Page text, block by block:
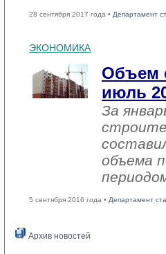
28 сентября 2017 года • Департамент
ЭКОНОМИКА
Объем
июль
За
объема
5 сентября 2016 года • Департамент
Архив новостей